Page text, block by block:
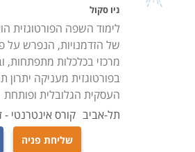
שלישית, לימוד שפות מחדד את יכולת
נובע למעשה מהיכולת של אותם
והכתיבה בשפה אחת לאחרת. נוסף
נוספת מפחיתה את הסיכון לחלות
ואף משפרת את הזיכרון. המוח
טוב יותר כאשר מאמנים אותו.
שינון חוקי דקדוק ואוצר מילים
המוח כשריר. כמו כן, פעולות אלו
ניו סקול
לימוד השפה הפורטוגזית
של הזדמנויות, הנפרש על
מרכזי בכלכלות מתפתחות,
בפורטוגזית מעניקה יתרון
העסקית הגלובלית ופותחת
תל-אביב קורס אינטרנטי -
שליחת פניה